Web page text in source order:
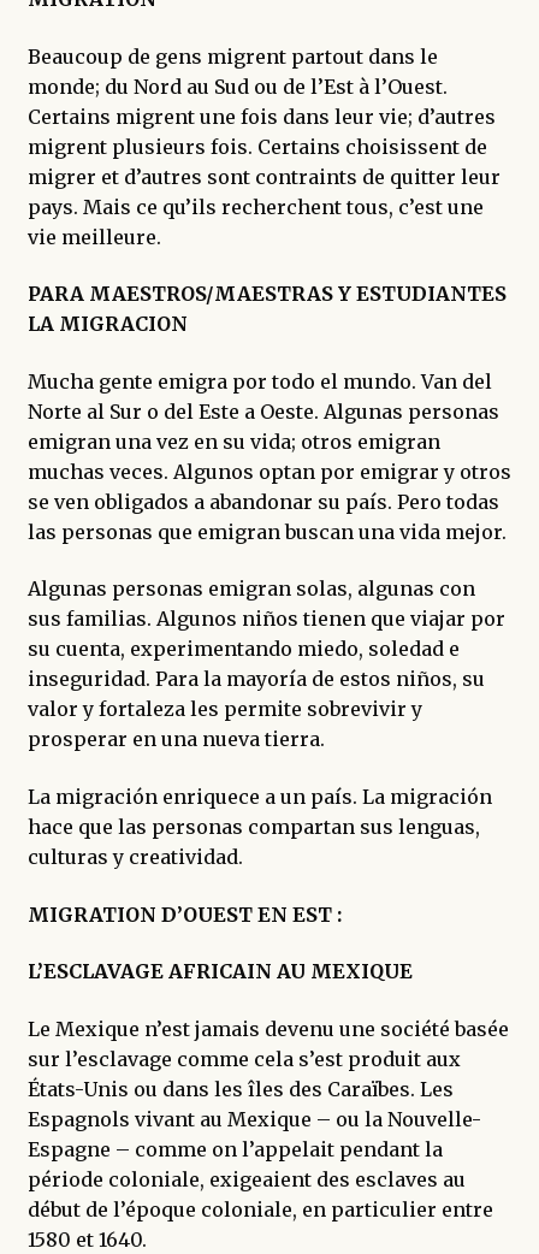
Beaucoup de gens migrent partout dans le
monde; du Nord au Sud ou de l’Est à l’Ouest.
Certains migrent une fois dans leur vie; d’autres
migrent plusieurs fois. Certains choisissent de
migrer et d’autres sont contraints de quitter leur
pays. Mais ce qu’ils recherchent tous, c’est une
vie meilleure.
PARA MAESTROS/MAESTRAS Y ESTUDIANTES
LA MIGRACION
Mucha gente emigra por todo el mundo. Van del
Norte al Sur o del Este a Oeste. Algunas personas
emigran una vez en su vida; otros emigran
muchas veces. Algunos optan por emigrar y otros
se ven obligados a abandonar su país. Pero todas
las personas que emigran buscan una vida mejor.
Algunas personas emigran solas, algunas con
sus familias. Algunos niños tienen que viajar por
su cuenta, experimentando miedo, soledad e
inseguridad. Para la mayoría de estos niños, su
valor y fortaleza les permite sobrevivir y
prosperar en una nueva tierra.
La migración enriquece a un país. La migración
hace que las personas compartan sus lenguas,
culturas y creatividad.
MIGRATION D’OUEST EN EST :
L’ESCLAVAGE AFRICAIN AU MEXIQUE
Le Mexique n’est jamais devenu une société basée
sur l’esclavage comme cela s’est produit aux
États-Unis ou dans les îles des Caraïbes. Les
Espagnols vivant au Mexique – ou la Nouvelle-
Espagne – comme on l’appelait pendant la
période coloniale, exigeaient des esclaves au
début de l’époque coloniale, en particulier entre
1580 et 1640.